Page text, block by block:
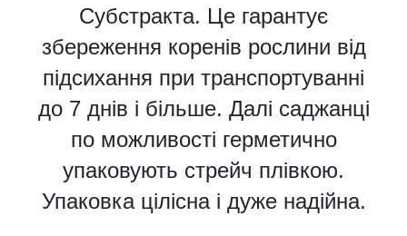
Субстракта. Це гарантує
збереження коренів рослини від
підсихання при транспортуванні
до 7 днів і більше. Далі саджанці
по можливості герметично
упаковують стрейч плівкою.
Упаковка цілісна і дуже надійна.